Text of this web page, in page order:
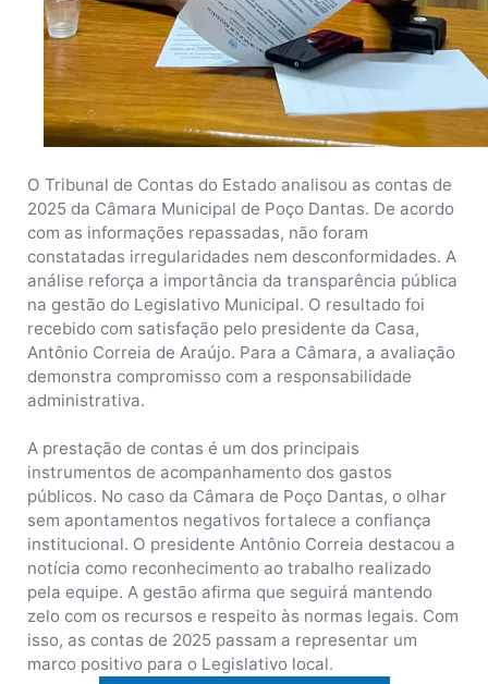
O Tribunal de Contas do Estado analisou as contas de
2025 da Câmara Municipal de Poço Dantas. De acordo
com as informações repassadas, não foram
constatadas irregularidades nem desconformidades. A
análise reforça a importância da transparência pública
na gestão do Legislativo Municipal. O resultado foi
recebido com satisfação pelo presidente da Casa,
Antônio Correia de Araújo. Para a Câmara, a avaliação
demonstra compromisso com a responsabilidade
administrativa.
A prestação de contas é um dos principais
instrumentos de acompanhamento dos gastos
públicos. No caso da Câmara de Poço Dantas, o olhar
sem apontamentos negativos fortalece a confiança
institucional. O presidente Antônio Correia destacou a
notícia como reconhecimento ao trabalho realizado
pela equipe. A gestão afirma que seguirá mantendo
zelo com os recursos e respeito às normas legais. Com
isso, as contas de 2025 passam a representar um
marco positivo para o Legislativo local.